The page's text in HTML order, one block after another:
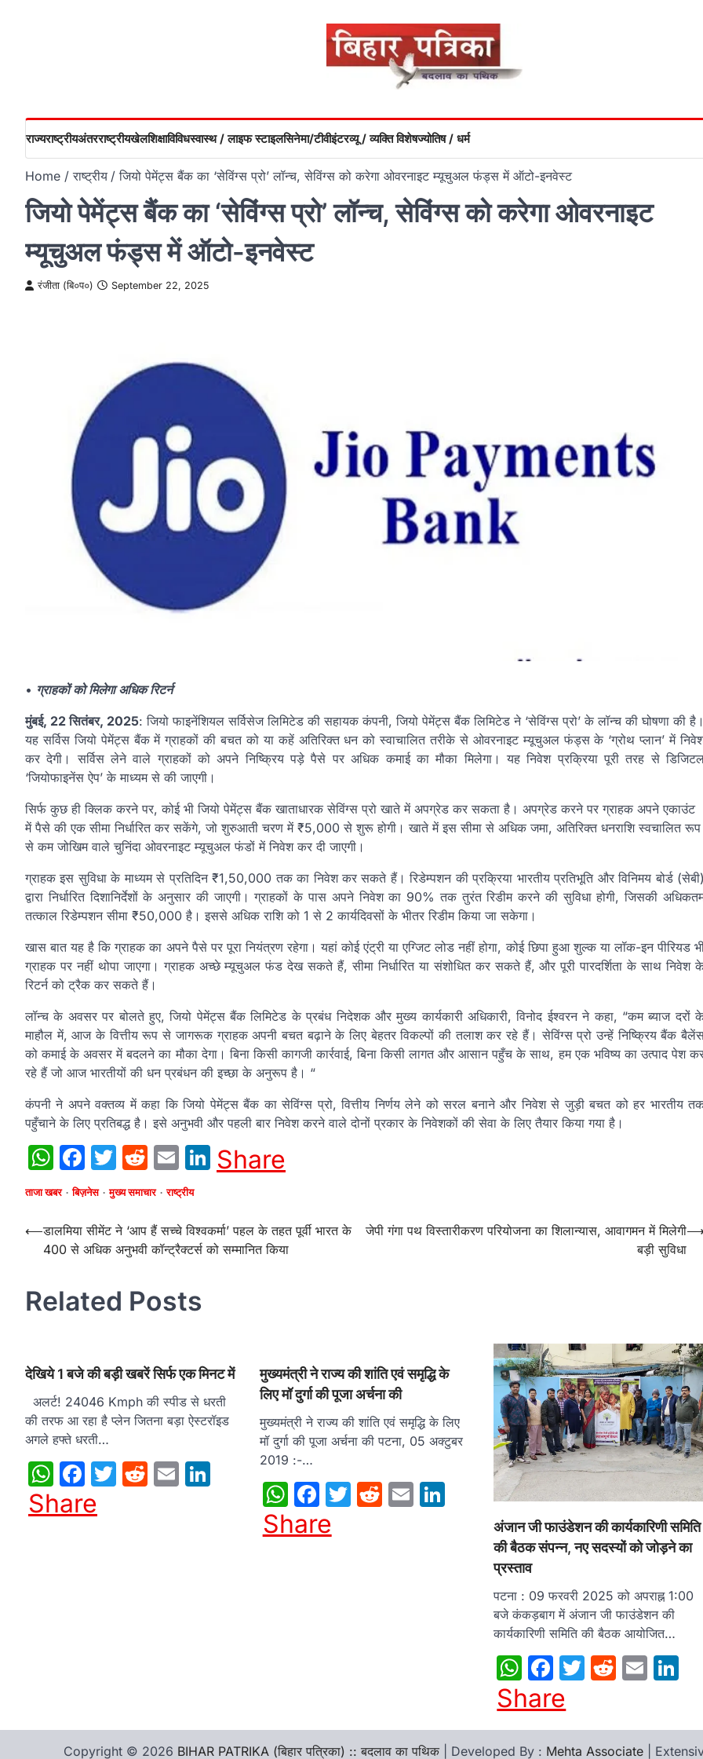
राज्यराष्ट्रीयअंतरराष्ट्रीयखेलशिक्षाविविधस्वास्थ / लाइफ स्टाइलसिनेमा/टीवीइंटरव्यू / व्यक्ति विशेषज्योतिष / धर्म
Home राष्ट्रीय जियो पेमेंट्स बैंक का ‘सेविंग्स प्रो’ लॉन्च, सेविंग्स को करेगा ओवरनाइट म्यूचुअल फंड्स में ऑटो-इनवेस्ट
जियो पेमेंट्स बैंक का ‘सेविंग्स प्रो’ लॉन्च, सेविंग्स को करेगा ओवरनाइट
म्यूचुअल फंड्स में ऑटो-इनवेस्ट
रंजीता (बि०प०) September 22, 2025
• ग्राहकों को मिलेगा अधिक रिटर्न
मुंबई, 22 सितंबर, 2025: जियो फाइनेंशियल सर्विसेज लिमिटेड की सहायक कंपनी, जियो पेमेंट्स बैंक लिमिटेड ने ‘सेविंग्स प्रो’ के लॉन्च की घोषणा की
यह सर्विस जियो पेमेंट्स बैंक में ग्राहकों की बचत को या कहें अतिरिक्त धन को स्वाचालित तरीके से ओवरनाइट म्यूचुअल फंड्स के ‘ग्रोथ प्लान’ में
कर देगी। सर्विस लेने वाले ग्राहकों को अपने निष्क्रिय पड़े पैसे पर अधिक कमाई का मौका मिलेगा। यह निवेश प्रक्रिया पूरी तरह से
‘जियोफाइनेंस ऐप’ के माध्यम से की जाएगी।
सिर्फ कुछ ही क्लिक करने पर, कोई भी जियो पेमेंट्स बैंक खाताधारक सेविंग्स प्रो खाते में अपग्रेड कर सकता है। अपग्रेड करने पर ग्राहक अपने एकाउंट
में पैसे की एक सीमा निर्धारित कर सकेंगे, जो शुरुआती चरण में ₹5,000 से शुरू होगी। खाते में इस सीमा से अधिक जमा, अतिरिक्त धनराशि स्वचालित रूप
से कम जोखिम वाले चुनिंदा ओवरनाइट म्यूचुअल फंडों में निवेश कर दी जाएगी।
ग्राहक इस सुविधा के माध्यम से प्रतिदिन ₹1,50,000 तक का निवेश कर सकते हैं। रिडेम्पशन की प्रक्रिया भारतीय प्रतिभूति और विनिमय बोर्ड
द्वारा निर्धारित दिशानिर्देशों के अनुसार की जाएगी। ग्राहकों के पास अपने निवेश का 90% तक तुरंत रिडीम करने की सुविधा होगी, जिसकी
तत्काल रिडेम्पशन सीमा ₹50,000 है। इससे अधिक राशि को 1 से 2 कार्यदिवसों के भीतर रिडीम किया जा सकेगा।
खास बात यह है कि ग्राहक का अपने पैसे पर पूरा नियंत्रण रहेगा। यहां कोई एंट्री या एग्जिट लोड नहीं होगा, कोई छिपा हुआ शुल्क या लॉक-इन पीरियड
ग्राहक पर नहीं थोपा जाएगा। ग्राहक अच्छे म्यूचुअल फंड देख सकते हैं, सीमा निर्धारित या संशोधित कर सकते हैं, और पूरी पारदर्शिता के साथ निवेश
रिटर्न को ट्रैक कर सकते हैं।
लॉन्च के अवसर पर बोलते हुए, जियो पेमेंट्स बैंक लिमिटेड के प्रबंध निदेशक और मुख्य कार्यकारी अधिकारी, विनोद ईश्वरन ने कहा, “कम ब्याज दरों
माहौल में, आज के वित्तीय रूप से जागरूक ग्राहक अपनी बचत बढ़ाने के लिए बेहतर विकल्पों की तलाश कर रहे हैं। सेविंग्स प्रो उन्हें निष्क्रिय बैंक
को कमाई के अवसर में बदलने का मौका देगा। बिना किसी कागजी कार्रवाई, बिना किसी लागत और आसान पहुँच के साथ, हम एक भविष्य का उत्पाद पेश
रहे हैं जो आज भारतीयों की धन प्रबंधन की इच्छा के अनुरूप है। “
कंपनी ने अपने वक्तव्य में कहा कि जियो पेमेंट्स बैंक का सेविंग्स प्रो, वित्तीय निर्णय लेने को सरल बनाने और निवेश से जुड़ी बचत को हर भारतीय
पहुँचाने के लिए प्रतिबद्ध है। इसे अनुभवी और पहली बार निवेश करने वाले दोनों प्रकार के निवेशकों की सेवा के लिए तैयार किया गया है।
WhatsApp
Facebook
Twitter
Reddit
EmailLinkedIn
Share
ताजा खबर बिज़नेस मुख्य समाचार राष्ट्रीय
Post
navigation
⟵डालमिया सीमेंट ने ‘आप हैं सच्चे विश्वकर्मा’ पहल के तहत पूर्वी भारत के
400 से अधिक अनुभवी कॉन्ट्रैक्टर्स को सम्मानित किया
जेपी गंगा पथ विस्तारीकरण परियोजना का शिलान्यास, आवागमन में मिलेगी
बड़ी सुविधा
Related Posts
देखिये 1 बजे की बड़ी खबरें सिर्फ एक मिनट में
अलर्ट! 24046 Kmph की स्पीड से धरती
की तरफ आ रहा है प्लेन जितना बड़ा ऐस्टरॉइड
अगले हफ्ते धरती…
WhatsApp
Facebook
Twitter
Reddit
EmailLinkedIn
Share
मुख्यमंत्री ने राज्य की शांति एवं समृद्धि के
लिए मॉ दुर्गा की पूजा अर्चना की
मुख्यमंत्री ने राज्य की शांति एवं समृद्धि के लिए
मॉ दुर्गा की पूजा अर्चना की पटना, 05 अक्टुबर
2019 :-…
WhatsApp
Facebook
Twitter
Reddit
EmailLinkedIn
Share
अंजान जी फाउंडेशन की कार्यकारिणी समिति
की बैठक संपन्न, नए सदस्यों को जोड़ने का
प्रस्ताव
पटना : 09 फरवरी 2025 को अपराह्न 1:00
बजे कंकड़बाग में अंजान जी फाउंडेशन की
कार्यकारिणी समिति की बैठक आयोजित…
WhatsApp
Facebook
Twitter
Reddit
Share
Copyright © 2026 BIHAR PATRIKA (बिहार पत्रिका) :: बदलाव का पथिक | Developed By : Mehta Associate |